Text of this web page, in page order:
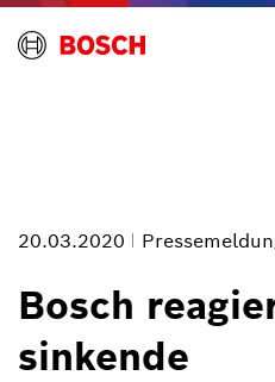
20.03.2020
Bosch
sinkende